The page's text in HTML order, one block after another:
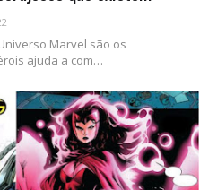
Marvel são os
ajuda a com…